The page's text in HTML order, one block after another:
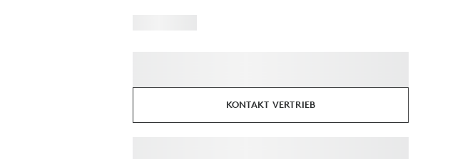
KONTAKT VERTRIEB